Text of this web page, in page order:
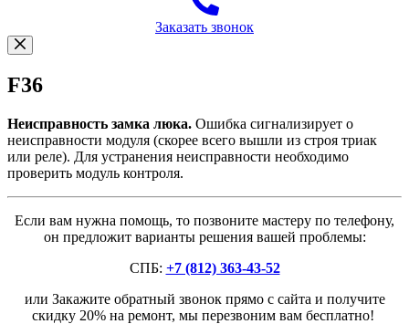
Заказать звонок
F36
Неисправность замка люка. Ошибка сигнализирует о
неисправности модуля (скорее всего вышли из строя триак
или реле). Для устранения неисправности необходимо
проверить модуль контроля.
Если вам нужна помощь, то позвоните мастеру по телефону,
он предложит варианты решения вашей проблемы:
СПБ: +7 (812) 363-43-52
или Закажите обратный звонок прямо с сайта и получите
скидку 20% на ремонт, мы перезвоним вам бесплатно!